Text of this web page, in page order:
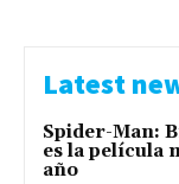
Latest
Spider-Man:
es la película
año